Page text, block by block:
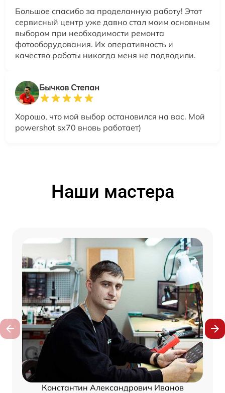
Большое спасибо за проделанную работу! Этот
сервисный центр уже давно стал моим основным
выбором при необходимости ремонта
фотооборудования. Их оперативность и
качество работы никогда меня не подводили.
Бычков Степан
Хорошо, что мой выбор остановился на вас. Мой
powershot sx70 вновь работает)
Наши мастера
Константин Александрович Иванов